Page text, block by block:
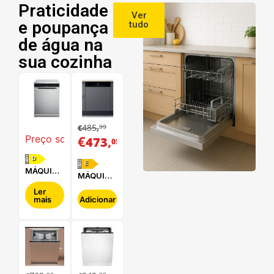
Praticidade
e poupança
de água na
sua cozinha
Ver
tudo
Preço sob consulta
D
MÁQUINA
DE LAVAR
LOUÇA
WHIRLPOOL
- WFC
Ler
mais
€485,99
€473,05
E
MÁQUINA
LOUÇA
HOTPOINT
Adicionar